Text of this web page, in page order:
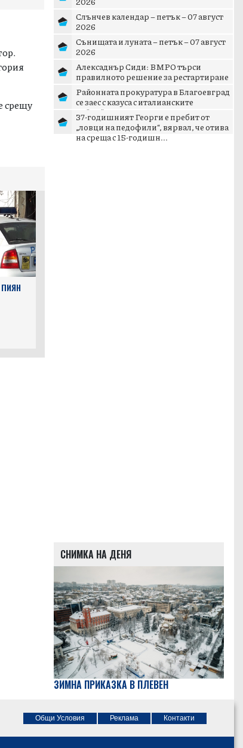
срещу
Слънчев календар – петък – 07 август
2026
Сънищата и луната – петък – 07 август
2026
Алексаднър Сиди: ВМРО търси
правилното решение за рестартиране
на патриотичното пространст...
Районната прокуратура в Благоевград
се заес с казуса с италианските
тийнейджъри в Банско
37-годишният Георги е пребит от
„ловци на педофили“, вярвал, че отива
на среща с 15-годишн...
СНИМКА НА ДЕНЯ
ЗИМНА ПРИКАЗКА В ПЛЕВЕН
Общи Условия Реклама Контакти